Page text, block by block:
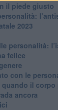
il piede giusto
2023
personalità:
felice
con le
il corpo
ancora